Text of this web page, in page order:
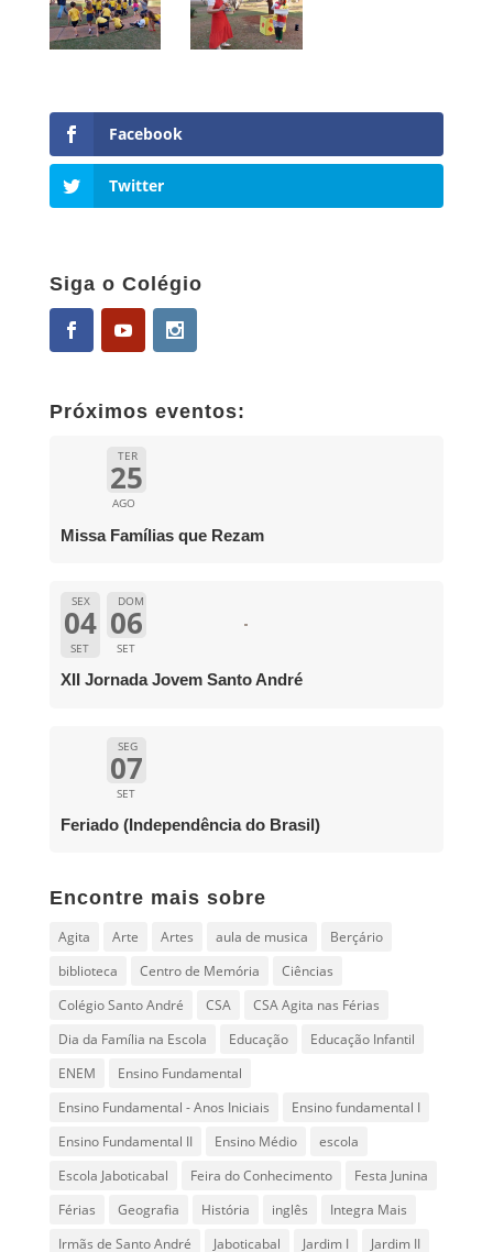
Facebook
Twitter
Siga o Colégio
Próximos eventos:
TER
25
AGO
Missa Famílias que Rezam
SEX
04
SET
DOM
06
SET
XII Jornada Jovem Santo André
SEG
07
SET
Feriado (Independência do Brasil)
Encontre mais sobre
Agita Arte Artes aula de musica
Berçário
biblioteca
Centro de Memória
Ciências
Colégio Santo André
CSA
CSA Agita nas Férias
Dia da Família na Escola
Educação
Educação Infantil
ENEM
Ensino Fundamental
Ensino Fundamental - Anos Iniciais
Ensino fundamental I
Ensino Fundamental II
Ensino Médio
escola
Escola Jaboticabal
Feira do Conhecimento
Festa Junina
Férias
Geografia História inglês
Integra Mais
Irmãs de Santo André
Jaboticabal Jardim I
Jardim II